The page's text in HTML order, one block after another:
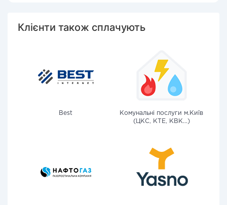
Клієнти також сплачують
Best
Комунальні послуги м.Київ
(ЦКС, КТЕ, КВК...)